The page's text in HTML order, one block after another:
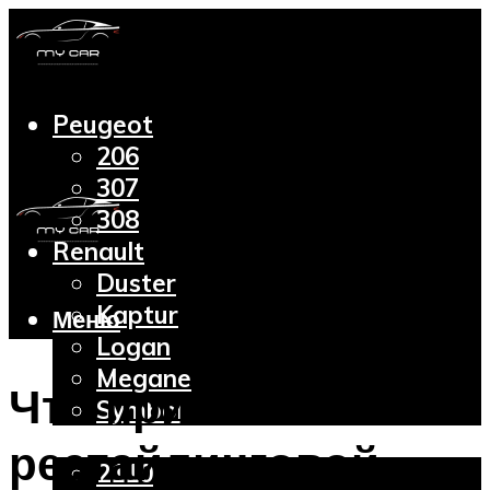
Peugeot
206
307
308
Renault
Duster
Kaptur
Logan
Megane
Symbol
2110
Меню
Что привлекает в
рестайлинговой